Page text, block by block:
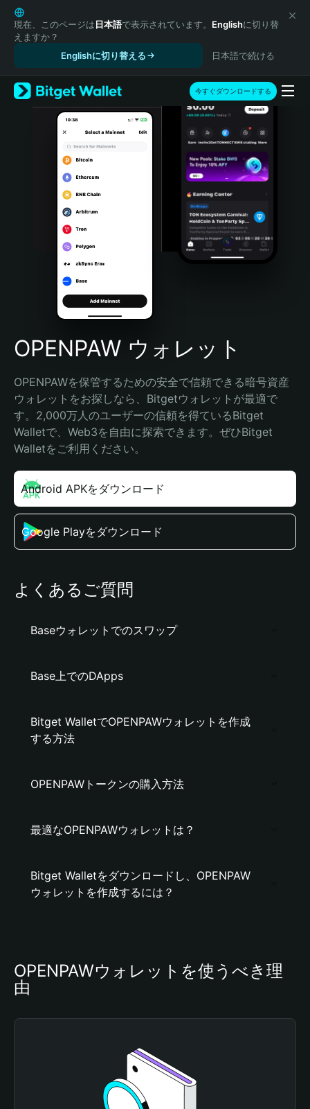
English
日本語
Tiếng Việt
Español (Latinoamérica)
Türkçe
Italiano
Português (Portugal)
Bahasa Indonesia
Português (Brasil)
Español (Argentina)
現在、このページは日本語で表示されています。 Englishに切り替
えますか？
Englishに切り替える
日本語で続ける
今すぐダウンロードする
OPENPAW ウォレット
OPENPAWを保管するための安全で信頼できる暗号資産
ウォレットをお探しなら、Bitgetウォレットが最適で
す。2,000万人のユーザーの信頼を得ているBitget
Walletで、Web3を自由に探索できます。ぜひBitget
Walletをご利用ください。
Android APKをダウンロード
Google Playをダウンロード
よくあるご質問
Baseウォレットでのスワップ
Base上でのDApps
Bitget WalletでOPENPAWウォレットを作成
する方法
OPENPAWトークンの購入方法
最適なOPENPAWウォレットは？
Bitget Walletをダウンロードし、OPENPAW
ウォレットを作成するには？
OPENPAWウォレットを使うべき理
由